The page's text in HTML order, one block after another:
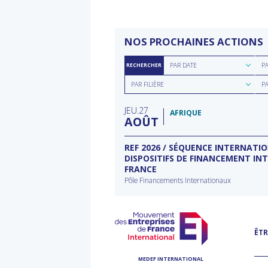
NOS PROCHAINES ACTIONS
RECHERCHER Rechercher
par
date
PAR DATE
par
Rechercher
parPAR FILIÈRE
par
JEU 27
AOÛT
AFRIQUE
REF 2026 / SÉQUENCE
DISPOSITIFS DE FINANCEMENT
FRANCE
Pôle Financements Internationaux
MEDEF INTERNATIONAL